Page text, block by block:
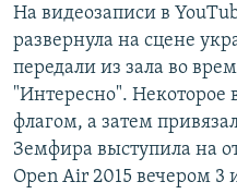
На видеозаписи в
развернула на сцене
передали из зала во
"Интересно". Некоторое
флагом, а затем
Земфира выступила на
Open Air 2015 вечером 3